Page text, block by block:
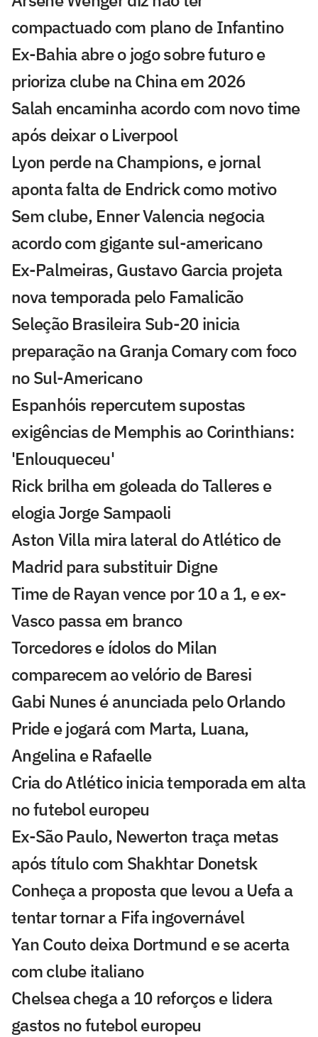
compactuado com plano de Infantino
Ex-Bahia abre o jogo sobre futuro e
prioriza clube na China em 2026
Salah encaminha acordo com novo time
após deixar o Liverpool
Lyon perde na Champions, e jornal
aponta falta de Endrick como motivo
Sem clube, Enner Valencia negocia
acordo com gigante sul-americano
Ex-Palmeiras, Gustavo Garcia projeta
nova temporada pelo Famalicão
Seleção Brasileira Sub-20 inicia
preparação na Granja Comary com foco
no Sul-Americano
Espanhóis repercutem supostas
exigências de Memphis ao Corinthians:
'Enlouqueceu'
Rick brilha em goleada do Talleres e
elogia Jorge Sampaoli
Aston Villa mira lateral do Atlético de
Madrid para substituir Digne
Time de Rayan vence por 10 a 1, e ex-
Vasco passa em branco
Torcedores e ídolos do Milan
comparecem ao velório de Baresi
Gabi Nunes é anunciada pelo Orlando
Pride e jogará com Marta, Luana,
Angelina e Rafaelle
Cria do Atlético inicia temporada em alta
no futebol europeu
Ex-São Paulo, Newerton traça metas
após título com Shakhtar Donetsk
Conheça a proposta que levou a Uefa a
tentar tornar a Fifa ingovernável
Yan Couto deixa Dortmund e se acerta
com clube italiano
Chelsea chega a 10 reforços e lidera
gastos no futebol europeu